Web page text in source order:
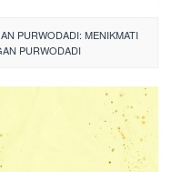
PURWODADI: MENIKMATI
PURWODADI